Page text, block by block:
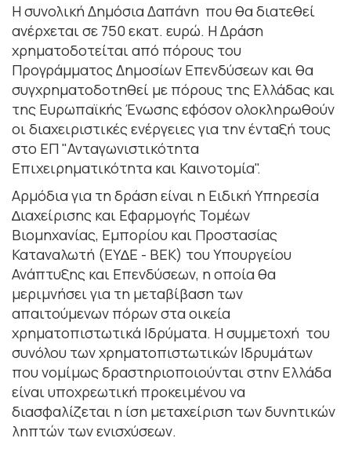
H συνολική Δημόσια Δαπάνη που θα διατεθεί
ανέρχεται σε 750 εκατ. ευρώ. Η Δράση
χρηματοδοτείται από πόρους του
Προγράμματος Δημοσίων Επενδύσεων και θα
συγχρηματοδοτηθεί με πόρους της Ελλάδας και
της Ευρωπαϊκής Ένωσης εφόσον ολοκληρωθούν
οι διαχειριστικές ενέργειες για την ένταξή τους
στο ΕΠ "Ανταγωνιστικότητα
Επιχειρηματικότητα και Καινοτομία".
Αρμόδια για τη δράση είναι η Ειδική Υπηρεσία
∆ιαχείρισης και Εφαρµογής Τοµέων
Βιοµηχανίας, Εµπορίου και Προστασίας
Καταναλωτή (ΕΥ∆Ε - ΒΕΚ) του Υπουργείου
Ανάπτυξης και Επενδύσεων, η οποία θα
μεριμνήσει για τη μεταβίβαση των
απαιτούμενων πόρων στα οικεία
χρηματοπιστωτικά Ιδρύματα. Η συμμετοχή του
συνόλου των χρηματοπιστωτικών Ιδρυμάτων
που νομίμως δραστηριοποιούνται στην Ελλάδα
είναι υποχρεωτική προκειμένου να
διασφαλίζεται η ίση μεταχείριση των δυνητικών
ληπτών των ενισχύσεων.